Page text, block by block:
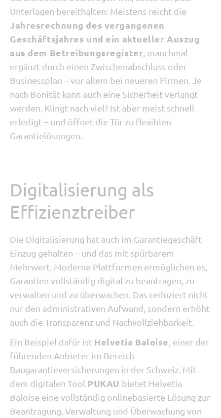
Unterlagen bereithalten: Meistens reicht die
Jahresrechnung des vergangenen
Geschäftsjahres und ein aktueller Auszug
aus dem Betreibungsregister , manchmal
ergänzt durch einen Zwischenabschluss oder
Businessplan – vor allem bei neueren Firmen. Je
nach Bonität kann auch eine Sicherheit verlangt
werden. Klingt nach viel? Ist aber meist schnell
erledigt – und öffnet die Tür zu flexiblen
Garantielösungen.
Digitalisierung als
Effizienztreiber
Die Digitalisierung hat auch im Garantiegeschäft
Einzug gehalten – und das mit spürbarem
Mehrwert. Moderne Plattformen ermöglichen es,
Garantien vollständig digital zu beantragen, zu
verwalten und zu überwachen. Das reduziert nicht
nur den administrativen Aufwand, sondern erhöht
auch die Transparenz und Nachvollziehbarkeit.
Ein Beispiel dafür ist Helvetia Baloise , einer der
führenden Anbieter im Bereich
Baugarantieversicherungen in der Schweiz. Mit
dem digitalen Tool PUKAU bietet Helvetia
Baloise eine vollständig onlinebasierte Lösung zur
Beantragung, Verwaltung und Überwachung von